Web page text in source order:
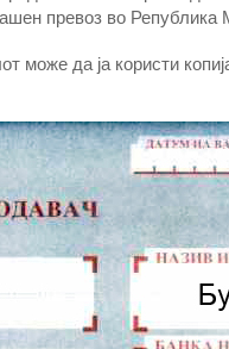
превоз во Република
може да ја користи